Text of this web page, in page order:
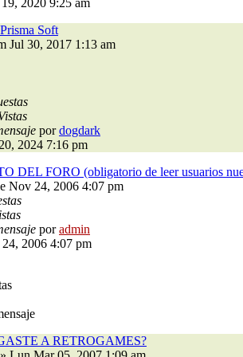
Soft
Jul 30, 2017 1:13 am
pordogdark
2024 7:16 pm
DEL FORO (obligatorio de leer usuarios
Nov 24, 2006 4:07 pm
poradmin
2006 4:07 pm
A RETROGAMES?